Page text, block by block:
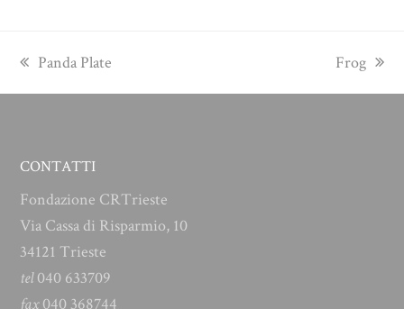
previous
Panda Plate
next
Frog
CONTATTI
Fondazione CRTrieste
Via Cassa di Risparmio, 10
34121 Trieste
tel040 633709
fax040 368744